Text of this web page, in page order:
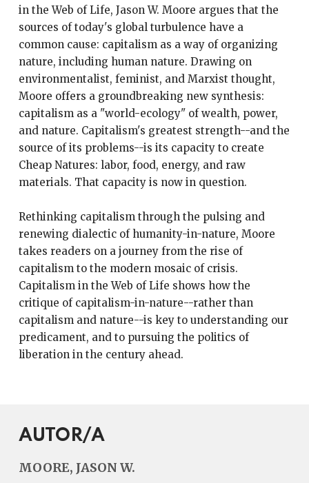
in the Web of Life, Jason W. Moore argues that the
sources of today's global turbulence have a
common cause: capitalism as a way of organizing
nature, including human nature. Drawing on
environmentalist, feminist, and Marxist thought,
Moore offers a groundbreaking new synthesis:
capitalism as a "world-ecology" of wealth, power,
and nature. Capitalism's greatest strength--and the
source of its problems--is its capacity to create
Cheap Natures: labor, food, energy, and raw
materials. That capacity is now in question.
Rethinking capitalism through the pulsing and
renewing dialectic of humanity-in-nature, Moore
takes readers on a journey from the rise of
capitalism to the modern mosaic of crisis.
Capitalism in the Web of Life shows how the
critique of capitalism-in-nature--rather than
capitalism and nature--is key to understanding our
predicament, and to pursuing the politics of
liberation in the century ahead.
AUTOR/A
MOORE, JASON W.